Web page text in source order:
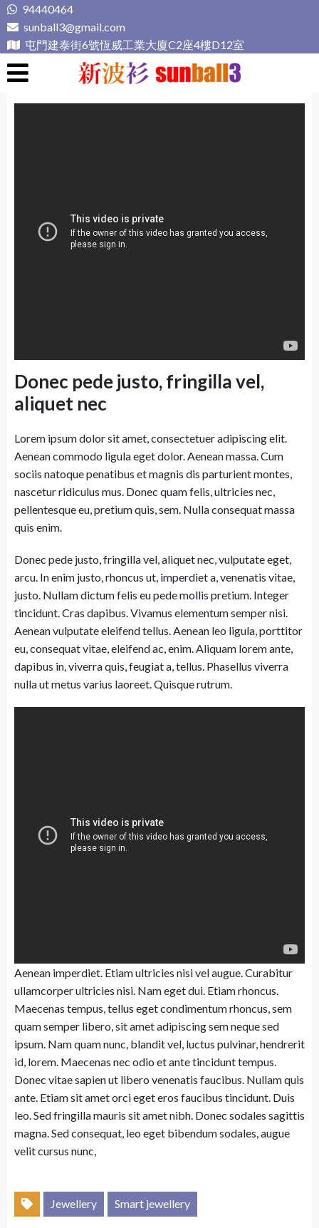
Skip
to
content
94440464
sunball3@gmail.com
屯門建泰街6號恆威工業大廈C2座4樓D12室
新波衫 sunball3
Donec pede justo, fringilla vel,
aliquet nec
Lorem ipsum dolor sit amet, consectetuer adipiscing elit.
Aenean commodo ligula eget dolor. Aenean massa. Cum
sociis natoque penatibus et magnis dis parturient montes,
nascetur ridiculus mus. Donec quam felis, ultricies nec,
pellentesque eu, pretium quis, sem. Nulla consequat massa
quis enim.
Donec pede justo, fringilla vel, aliquet nec, vulputate eget,
arcu. In enim justo, rhoncus ut, imperdiet a, venenatis vitae,
justo. Nullam dictum felis eu pede mollis pretium. Integer
tincidunt. Cras dapibus. Vivamus elementum semper nisi.
Aenean vulputate eleifend tellus. Aenean leo ligula, porttitor
eu, consequat vitae, eleifend ac, enim. Aliquam lorem ante,
dapibus in, viverra quis, feugiat a, tellus. Phasellus viverra
nulla ut metus varius laoreet. Quisque rutrum.
Aenean imperdiet. Etiam ultricies nisi vel augue. Curabitur
ullamcorper ultricies nisi. Nam eget dui. Etiam rhoncus.
Maecenas tempus, tellus eget condimentum rhoncus, sem
quam semper libero, sit amet adipiscing sem neque sed
ipsum. Nam quam nunc, blandit vel, luctus pulvinar, hendrerit
id, lorem. Maecenas nec odio et ante tincidunt tempus.
Donec vitae sapien ut libero venenatis faucibus. Nullam quis
ante. Etiam sit amet orci eget eros faucibus tincidunt. Duis
leo. Sed fringilla mauris sit amet nibh. Donec sodales sagittis
magna. Sed consequat, leo eget bibendum sodales, augue
velit cursus nunc,
Jewellery Smart jewellery